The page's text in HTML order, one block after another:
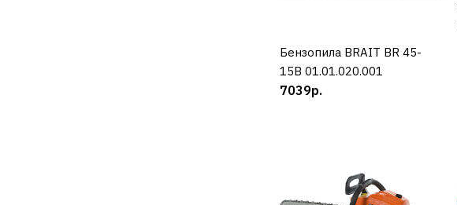
КУПИТЬ
Бензопила BRAIT BR 45-
15В 01.01.020.001
7039р.